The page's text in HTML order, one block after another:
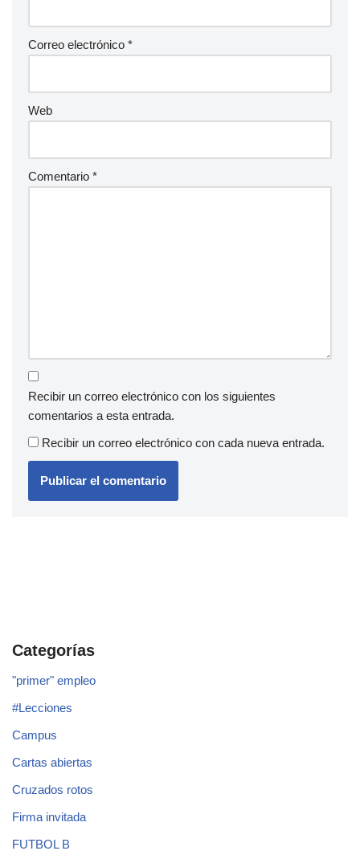
Correo electrónico *
Web
Comentario *
Recibir un correo electrónico con los siguientes
comentarios a esta entrada.
Recibir un correo electrónico con cada nueva entrada.
Categorías
"primer" empleo
#Lecciones
Campus
Cartas abiertas
Cruzados rotos
Firma invitada
FUTBOL B